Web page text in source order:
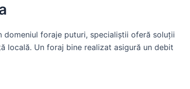
domeniul foraje puturi, specialiștii oferă soluții
locală. Un foraj bine realizat asigură un debit